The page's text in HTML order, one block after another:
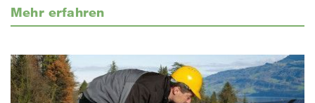
Mehr erfahren